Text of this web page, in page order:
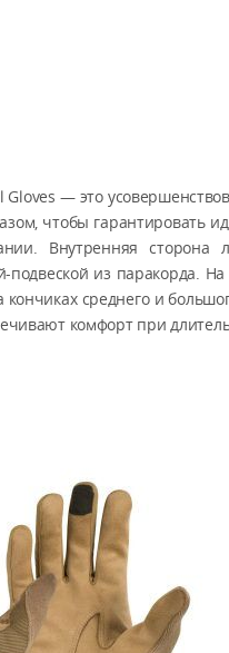
Gloves — это
чтобы гарантировать
Внутренняя сторона
подвеской из паракорда.
кончиках среднего и
комфорт при